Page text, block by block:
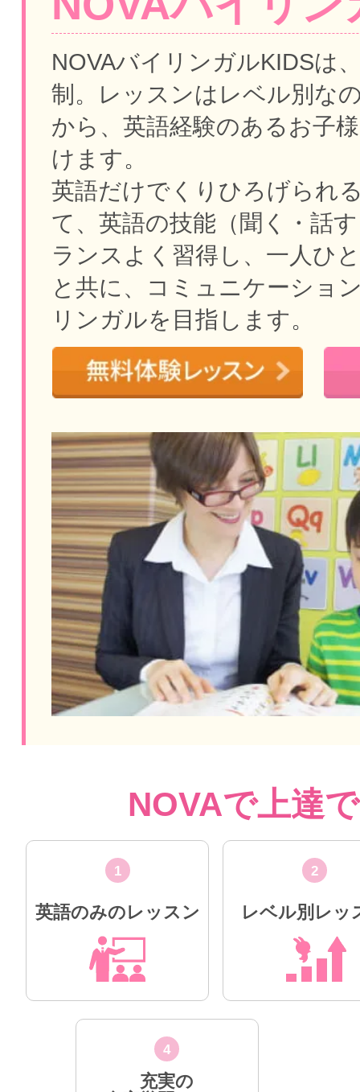
NOVAバイリンガルKIDSは
制。
レッスンはレベル別な
から、英語経験のあるお子
けます。
英語だけでくりひろげられ
て、英語の技能（聞く・話
ランスよく習得し、一人ひ
と共に、コミュニケーショ
リンガルを目指します。
NOVAで上達
1
英語のみのレッスン
2
レベル別レッ
4
充実の